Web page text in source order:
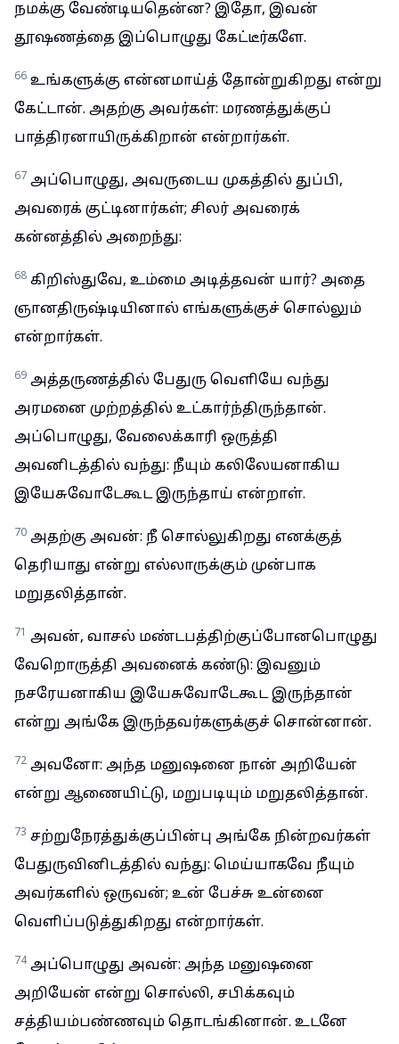
நமக்கு வேண்டியதென்ன? இதோ, இவன்
தூஷணத்தை இப்பொழுது கேட்டீர்களே.
66 உங்களுக்கு என்னமாய்த் தோன்றுகிறது என்று
கேட்டான். அதற்கு அவர்கள்: மரணத்துக்குப்
பாத்திரனாயிருக்கிறான் என்றார்கள்.
67 அப்பொழுது, அவருடைய முகத்தில் துப்பி,
அவரைக் குட்டினார்கள்; சிலர் அவரைக்
கன்னத்தில் அறைந்து:
68 கிறிஸ்துவே, உம்மை அடித்தவன் யார்? அதை
ஞானதிருஷ்டியினால் எங்களுக்குச் சொல்லும்
என்றார்கள்.
69 அத்தருணத்தில் பேதுரு வெளியே வந்து
அரமனை முற்றத்தில் உட்கார்ந்திருந்தான்.
அப்பொழுது, வேலைக்காரி ஒருத்தி
அவனிடத்தில் வந்து: நீயும் கலிலேயனாகிய
இயேசுவோடேகூட இருந்தாய் என்றாள்.
70 அதற்கு அவன்: நீ சொல்லுகிறது எனக்குத்
தெரியாது என்று எல்லாருக்கும் முன்பாக
மறுதலித்தான்.
71 அவன், வாசல் மண்டபத்திற்குப்போனபொழுது
வேறொருத்தி அவனைக் கண்டு: இவனும்
நசரேயனாகிய இயேசுவோடேகூட இருந்தான்
என்று அங்கே இருந்தவர்களுக்குச் சொன்னான்.
72 அவனோ: அந்த மனுஷனை நான் அறியேன்
என்று ஆணையிட்டு, மறுபடியும் மறுதலித்தான்.
73 சற்றுநேரத்துக்குப்பின்பு அங்கே நின்றவர்கள்
பேதுருவினிடத்தில் வந்து: மெய்யாகவே நீயும்
அவர்களில் ஒருவன்; உன் பேச்சு உன்னை
வெளிப்படுத்துகிறது என்றார்கள்.
74 அப்பொழுது அவன்: அந்த மனுஷனை
அறியேன் என்று சொல்லி, சபிக்கவும்
சத்தியம்பண்ணவும் தொடங்கினான். உடனே